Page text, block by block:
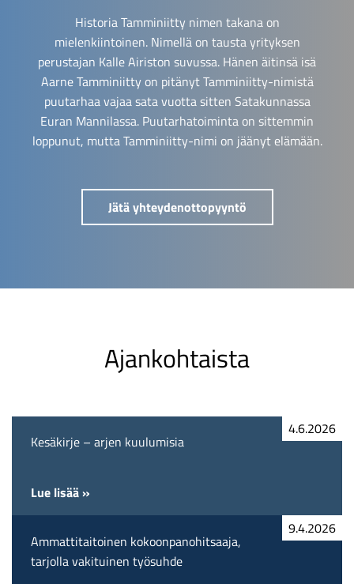
Historia Tamminiitty nimen takana on
mielenkiintoinen. Nimellä on tausta yrityksen
perustajan Kalle Airiston suvussa. Hänen äitinsä isä
Aarne Tamminiitty on pitänyt Tamminiitty-nimistä
puutarhaa vajaa sata vuotta sitten Satakunnassa
Euran Mannilassa. Puutarhatoiminta on sittemmin
loppunut, mutta Tamminiitty-nimi on jäänyt elämään.
Jätä yhteydenottopyyntö
Ajankohtaista
Kesäkirje – arjen kuulumisia
Lue lisää »
4.6.2026
Ammattitaitoinen kokoonpanohitsaaja,
tarjolla vakituinen työsuhde
9.4.2026